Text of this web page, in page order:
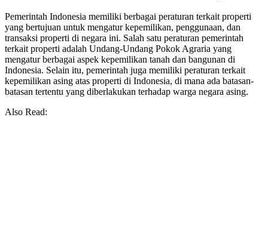
Pemerintah Indonesia memiliki berbagai peraturan terkait properti
yang bertujuan untuk mengatur kepemilikan, penggunaan, dan
transaksi properti di negara ini. Salah satu peraturan pemerintah
terkait properti adalah Undang-Undang Pokok Agraria yang
mengatur berbagai aspek kepemilikan tanah dan bangunan di
Indonesia. Selain itu, pemerintah juga memiliki peraturan terkait
kepemilikan asing atas properti di Indonesia, di mana ada batasan-
batasan tertentu yang diberlakukan terhadap warga negara asing.
Also Read: